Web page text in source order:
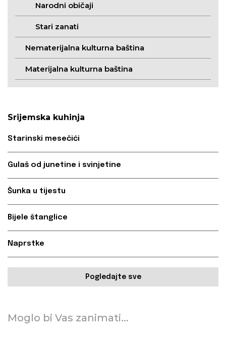
Narodni običaji
Stari zanati
Nematerijalna kulturna baština
Materijalna kulturna baština
Srijemska kuhinja
Starinski mesečići
Gulaš od junetine i svinjetine
Šunka u tijestu
Bijele štanglice
Naprstke
Pogledajte sve
Moglo bi Vas zanimati...